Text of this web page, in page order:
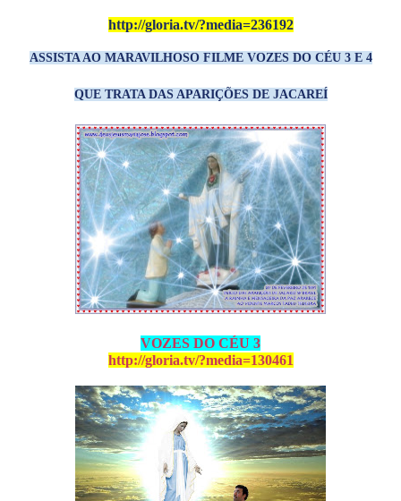
http://gloria.tv/?media=236192
ASSISTA AO MARAVILHOSO FILME VOZES DO CÉU 3 E 4
QUE TRATA DAS APARIÇÕES DE JACAREÍ
VOZES DO CÉU 3
http://gloria.tv/?media=130461